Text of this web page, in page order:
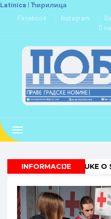
Latinica | Ћирилица
Toggle
navigation
ODLUKE O
INFORMACIJE